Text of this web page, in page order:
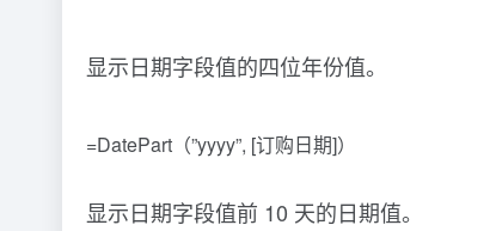
显示日期字段值的四位年份值。
=DatePart（”yyyy”, [订购日期]）
显示日期字段值前 10 天的日期值。